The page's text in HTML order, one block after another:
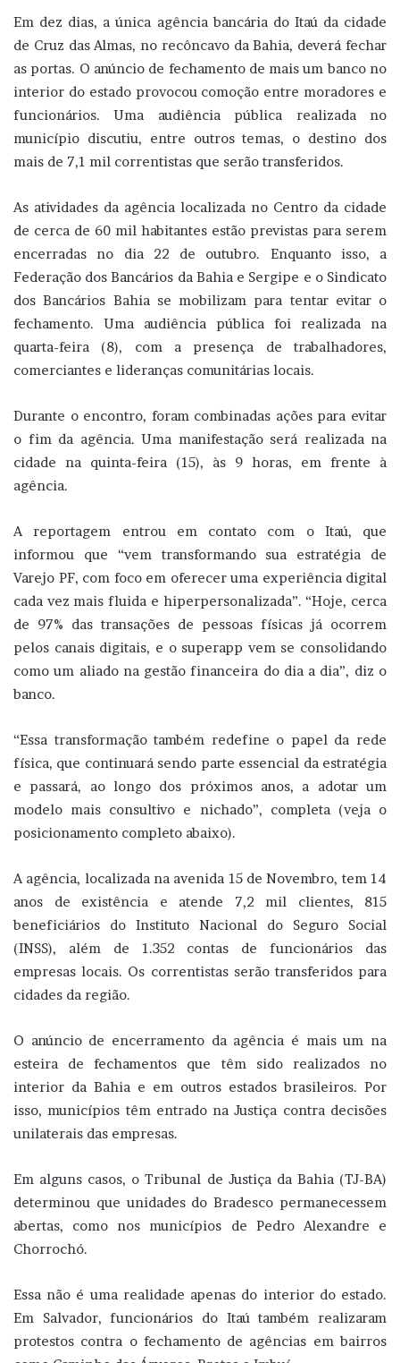
Em dez dias, a única agência bancária do Itaú da cidade
de Cruz das Almas, no recôncavo da Bahia, deverá fechar
as portas. O anúncio de fechamento de mais um banco no
interior do estado provocou comoção entre moradores e
funcionários. Uma audiência pública realizada no
município discutiu, entre outros temas, o destino dos
mais de 7,1 mil correntistas que serão transferidos.
As atividades da agência localizada no Centro da cidade
de cerca de 60 mil habitantes estão previstas para serem
encerradas no dia 22 de outubro. Enquanto isso, a
Federação dos Bancários da Bahia e Sergipe e o Sindicato
dos Bancários Bahia se mobilizam para tentar evitar o
fechamento. Uma audiência pública foi realizada na
quarta-feira (8), com a presença de trabalhadores,
comerciantes e lideranças comunitárias locais.
Durante o encontro, foram combinadas ações para evitar
o fim da agência. Uma manifestação será realizada na
cidade na quinta-feira (15), às 9 horas, em frente à
agência.
A reportagem entrou em contato com o Itaú, que
informou que “vem transformando sua estratégia de
Varejo PF, com foco em oferecer uma experiência digital
cada vez mais fluida e hiperpersonalizada”. “Hoje, cerca
de 97% das transações de pessoas físicas já ocorrem
pelos canais digitais, e o superapp vem se consolidando
como um aliado na gestão financeira do dia a dia”, diz o
banco.
“Essa transformação também redefine o papel da rede
física, que continuará sendo parte essencial da estratégia
e passará, ao longo dos próximos anos, a adotar um
modelo mais consultivo e nichado”, completa (veja o
posicionamento completo abaixo).
A agência, localizada na avenida 15 de Novembro, tem 14
anos de existência e atende 7,2 mil clientes, 815
beneficiários do Instituto Nacional do Seguro Social
(INSS), além de 1.352 contas de funcionários das
empresas locais. Os correntistas serão transferidos para
cidades da região.
O anúncio de encerramento da agência é mais um na
esteira de fechamentos que têm sido realizados no
interior da Bahia e em outros estados brasileiros. Por
isso, municípios têm entrado na Justiça contra decisões
unilaterais das empresas.
Em alguns casos, o Tribunal de Justiça da Bahia (TJ-BA)
determinou que unidades do Bradesco permanecessem
abertas, como nos municípios de Pedro Alexandre e
Chorrochó.
Essa não é uma realidade apenas do interior do estado.
Em Salvador, funcionários do Itaú também realizaram
protestos contra o fechamento de agências em bairros